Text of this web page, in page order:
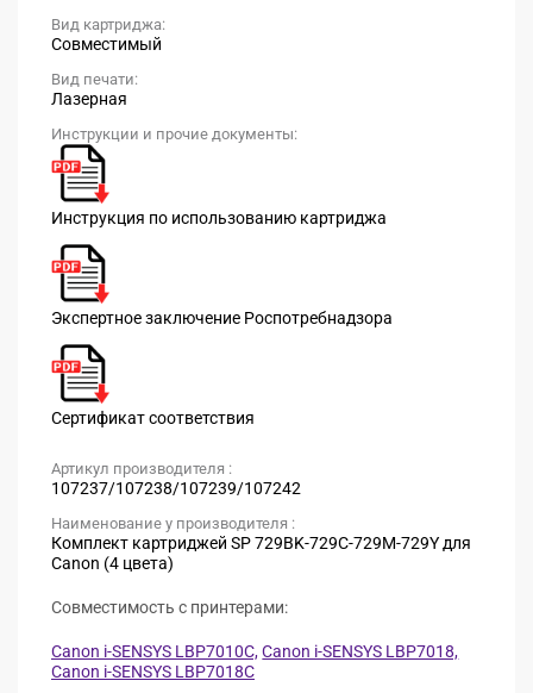
Вид картриджа:
Совместимый
Вид печати:
Лазерная
Инструкции и прочие документы:
Инструкция по использованию картриджа
Экспертное заключение Роспотребнадзора
Сертификат соответствия
Артикул производителя :
107237/107238/107239/107242
Наименование у производителя :
Комплект картриджей SP 729BK-729C-729M-729Y для
Canon (4 цвета)
Совместимость с принтерами:
Canon i-SENSYS LBP7010C, Canon i-SENSYS LBP7018,
Canon i-SENSYS LBP7018C